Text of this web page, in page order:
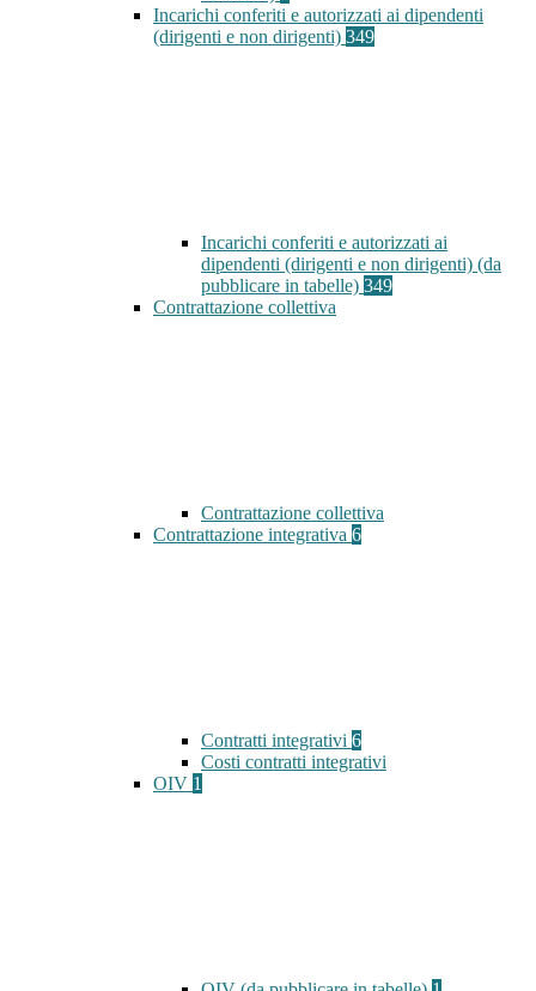
Incarichi conferiti e autorizzati ai dipendenti
(dirigenti e non dirigenti) 349
Incarichi conferiti e autorizzati ai
dipendenti (dirigenti e non dirigenti) (da
pubblicare in tabelle) 349
Contrattazione collettiva
Contrattazione collettiva
Contrattazione integrativa 6
Contratti integrativi 6
Costi contratti integrativi
OIV 1